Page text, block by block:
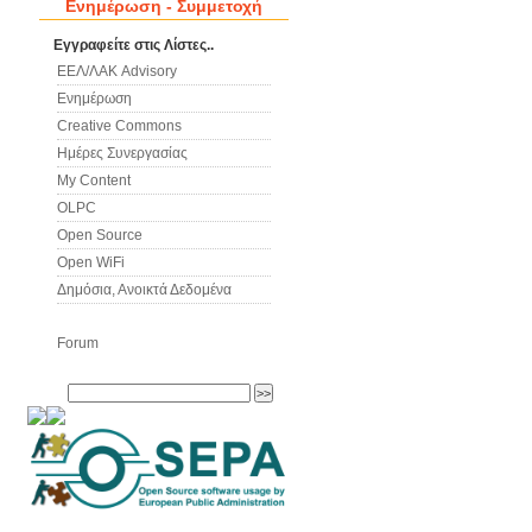
Ενημέρωση - Συμμετοχή
Εγγραφείτε στις Λίστες..
ΕΕΛ/ΛΑΚ Advisory
Ενημέρωση
Creative Commons
Ημέρες Συνεργασίας
My Content
OLPC
Open Source
Open WiFi
Δημόσια, Ανοικτά Δεδομένα
Forum